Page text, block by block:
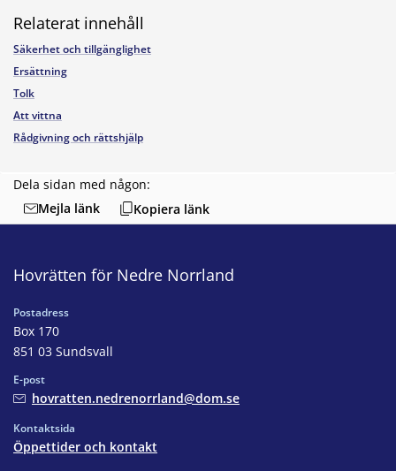
Dela sidan med någon:
Mejla länk
Kopiera länk
Relaterat innehåll
Säkerhet och tillgänglighet
Ersättning
Tolk
Att vittna
Rådgivning och rättshjälp
Hovrätten för Nedre Norrland
Postadress
Box 170
851 03 Sundsvall
E-post
hovratten.nedrenorrland@dom.se
Kontaktsida
Öppettider och kontakt